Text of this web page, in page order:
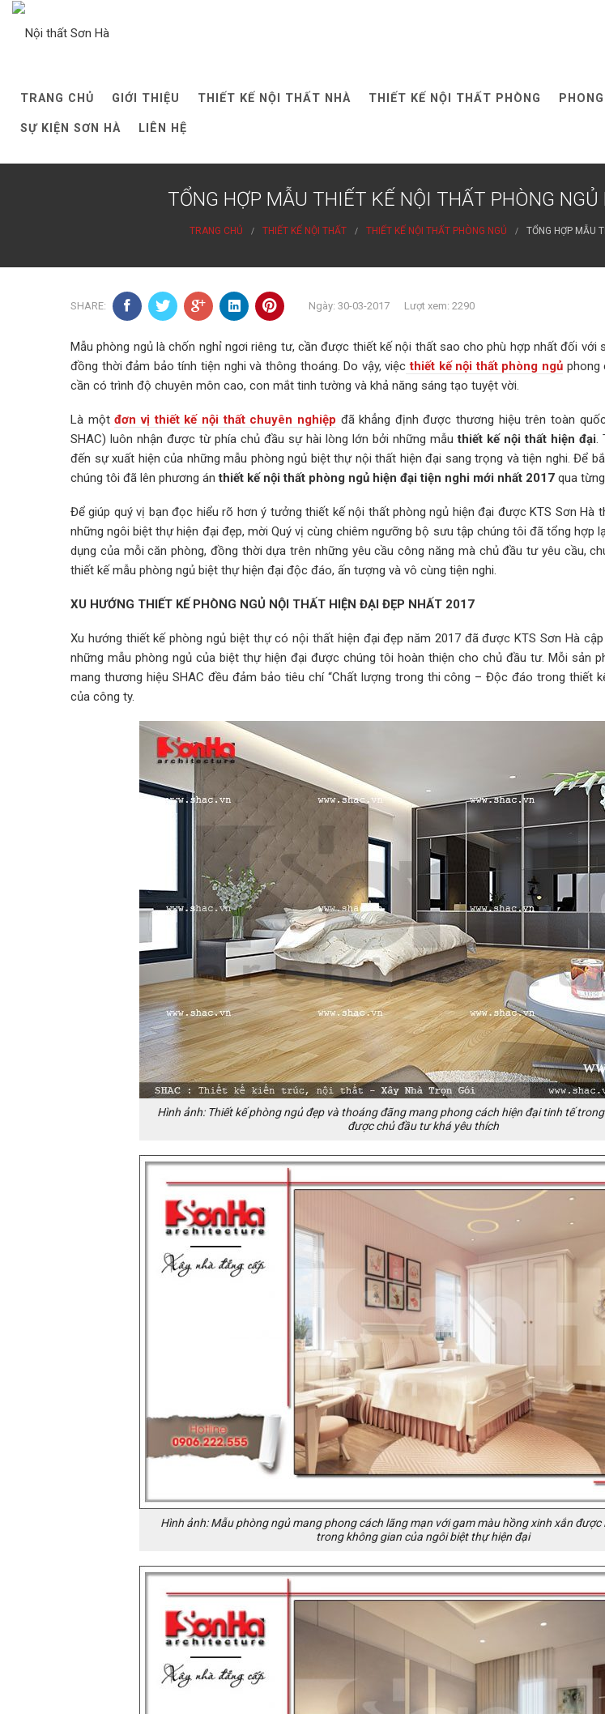
Skip
TRANG CHỦ GIỚI THIỆU THIẾT KẾ NỘI THẤT NHÀ THIẾT KẾ NỘI THẤT PHÒNG
SỰ KIỆN SƠN HÀ LIÊN HỆ
TỔNG HỢP MẪU THIẾT KẾ NỘI THẤT PHÒNG
TRANG CHỦ THIẾT KẾ NỘI THẤT THIẾT KẾ NỘI THẤT PHÒNG NGỦ TỔNG HỢP MẪU
SHARE: Ngày: 30-03-2017 Lượt xem: 2290
Mẫu phòng ngủ là chốn nghỉ ngơi riêng tư, cần được thiết kế nội thất sao cho phù hợp nhất đối với
đồng thời đảm bảo tính tiện nghi và thông thoáng. Do vậy, việc thiết kế nội thất phòng ngủ phong
cần có trình độ chuyên môn cao, con mắt tinh tường và khả năng sáng tạo tuyệt vời.
Là mộtđơn vị thiết kế nội thất chuyên nghiệp đã khẳng định được thương hiệu trên toàn
SHAC) luôn nhận được từ phía chủ đầu sự hài lòng lớn bởi những mẫuthiết kế nội thất hiện đại.
đến sự xuất hiện của những mẫu phòng ngủ biệt thự nội thất hiện đại sang trọng và tiện nghi. Để
chúng tôi đã lên phương ánthiết kế nội thất phòng ngủ hiện đại tiện nghi mới nhất 2017 qua
Để giúp quý vị bạn đọc hiểu rõ hơn ý tưởng thiết kế nội thất phòng ngủ hiện đại được KTS Sơn Hà
những ngôi biệt thự hiện đại đẹp, mời Quý vị cùng chiêm ngưỡng bộ sưu tập chúng tôi đã tổng hợp
dụng của mỗi căn phòng, đồng thời dựa trên những yêu cầu công năng mà chủ đầu tư yêu cầu,
thiết kế mẫu phòng ngủ biệt thự hiện đại độc đáo, ấn tượng và vô cùng tiện nghi.
XU HƯỚNG THIẾT KẾ PHÒNG NGỦ NỘI THẤT HIỆN ĐẠI ĐẸP NHẤT 2017
Xu hướng thiết kế phòng ngủ biệt thự có nội thất hiện đại đẹp năm 2017 đã được KTS Sơn Hà
những mẫu phòng ngủ của biệt thự hiện đại được chúng tôi hoàn thiện cho chủ đầu tư. Mỗi sản
mang thương hiệu SHAC đều đảm bảo tiêu chí “Chất lượng trong thi công – Độc đáo trong thiết
của công ty.
Hình ảnh: Thiết kế phòng ngủ đẹp và thoáng đãng mang phong cách hiện đại tinh tế
được chủ đầu tư khá yêu thích
Hình ảnh: Mẫu phòng ngủ mang phong cách lãng mạn với gam màu hồng xinh xắn được
trong không gian của ngôi biệt thự hiện đại